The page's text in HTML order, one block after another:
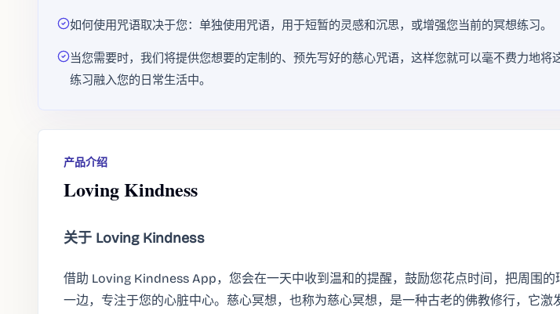
如何使用咒语取决于您：单独使用咒语，用于短暂的灵感和沉思，或增强您当前的冥想练习。
当您需要时，我们将提供您想要的定制的、预先写好的慈心咒语，这样您就可以毫不费力地将
练习融入您的日常生活中。
产品介绍
Loving Kindness
关于 Loving Kindness
借助 Loving Kindness App，您会在一天中收到温和的提醒，鼓励您花点时间，把周围的
一边，专注于您的心脏中心。慈心冥想，也称为慈心冥想，是一种古老的佛教修行，它激